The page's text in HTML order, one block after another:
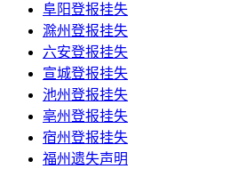
阜阳登报挂失
滁州登报挂失
六安登报挂失
宣城登报挂失
池州登报挂失
亳州登报挂失
宿州登报挂失
福州遗失声明